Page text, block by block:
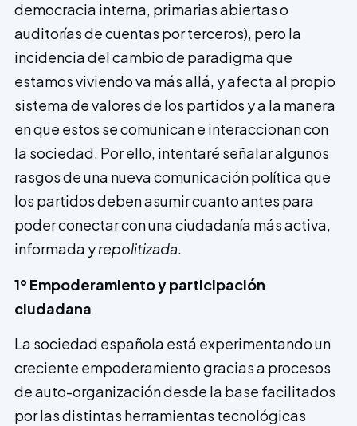
democracia interna, primarias abiertas o
auditorías de cuentas por terceros), pero la
incidencia del cambio de paradigma que
estamos viviendo va más allá, y afecta al propio
sistema de valores de los partidos y a la ma­nera
en que estos se comunican e in­teraccionan con
la sociedad. Por ello, intentaré señalar algunos
rasgos de una nueva comunicación política que
los partidos deben asumir cuanto antes para
poder conectar con una ciudadanía más activa,
informada yrepolitizada.
1º Empoderamiento y participación
ciudadana
La sociedad española está experimentando un
creciente empoderamiento gracias a procesos
de auto-organización desde la base facilitados
por las distintas herramientas tecnológicas